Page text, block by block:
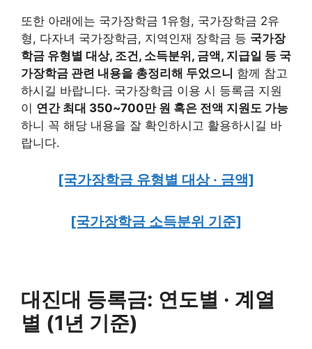
또한 아래에는 국가장학금 1유형, 국가장학금 2유
형, 다자녀 국가장학금, 지역인재 장학금 등 국가장
학금 유형별 대상, 조건, 소득분위, 금액, 지급일 등 국
가장학금 관련 내용을 총정리해 두었으니 함께 참고
하시길 바랍니다. 국가장학금 이용 시 등록금 지원
이 연간 최대 350~700만 원 혹은 전액 지원도 가능
하니 꼭 해당 내용을 잘 확인하시고 활용하시길 바
랍니다.
[국가장학금 유형별 대상 · 금액]
[국가장학금 소득분위 기준]
대진대 등록금: 연도별 · 계열
별 (1년 기준)